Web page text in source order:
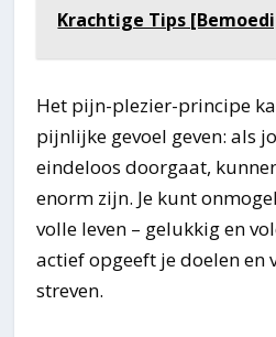
Krachtige Tips
Het pijn-plezier-principe
pijnlijke gevoel geven: als
eindeloos doorgaat,
enorm zijn. Je kunt
volle leven – gelukkig en
actief opgeeft je doelen en
streven.